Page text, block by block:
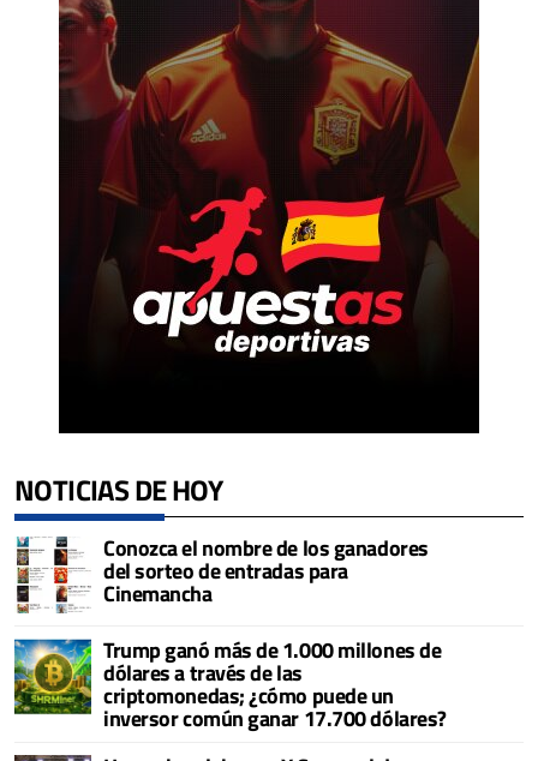
NOTICIAS DE HOY
Conozca el nombre de los ganadores
del sorteo de entradas para
Cinemancha
Trump ganó más de 1.000 millones de
dólares a través de las
criptomonedas; ¿cómo puede un
inversor común ganar 17.700 dólares?